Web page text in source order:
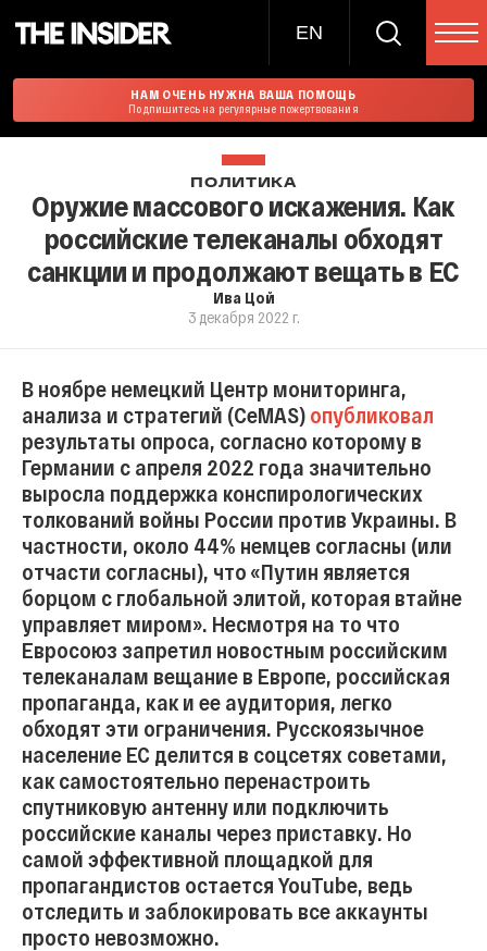
EN
НАМ ОЧЕНЬ НУЖНА ВАША ПОМОЩЬ
Подпишитесь на регулярные пожертвования
ПОЛИТИКА
Оружие массового искажения. Как
российские телеканалы обходят
санкции и продолжают вещать в ЕС
Ива Цой
3 декабря 2022 г.
В ноябре немецкий Центр мониторинга,
анализа и стратегий (CeMAS) опубликовал
результаты опроса, согласно которому в
Германии с апреля 2022 года значительно
выросла поддержка конспирологических
толкований войны России против Украины. В
частности, около 44% немцев согласны (или
отчасти согласны), что «Путин является
борцом с глобальной элитой, которая втайне
управляет миром». Несмотря на то что
Евросоюз запретил новостным российским
телеканалам вещание в Европе, российская
пропаганда, как и ее аудитория, легко
обходят эти ограничения. Русскоязычное
население ЕС делится в соцсетях советами,
как самостоятельно перенастроить
спутниковую антенну или подключить
российские каналы через приставку. Но
самой эффективной площадкой для
пропагандистов остается YouTube, ведь
отследить и заблокировать все аккаунты
просто невозможно.